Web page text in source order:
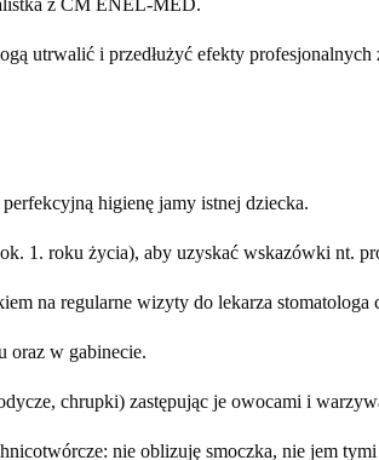
z CM ENEL-MED.
utrwalić i przedłużyć efekty
higienę jamy istnej dziecka.
1. roku życia), aby uzyskać wskazówki nt.
na regularne wizyty do lekarza stomatologa
oraz w gabinecie.
chrupki) zastępując je owocami i
nie oblizuję smoczka, nie jem